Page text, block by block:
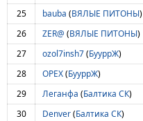
25
bauba (ВЯЛЫЕ ПИТОНЫ)
26
ZER@ (ВЯЛЫЕ ПИТОНЫ)
27
ozol7insh7(БууррЖ)
28
ОРЕХ(БууррЖ)
29
Леганфа (Балтика СК)
30
Denver(Балтика СК)